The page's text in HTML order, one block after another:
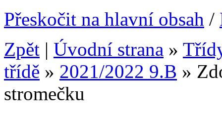
Přeskočit na hlavní obsah /
Zpět | Úvodní strana »
třídě » 2021/2022 9.B »
stromečku